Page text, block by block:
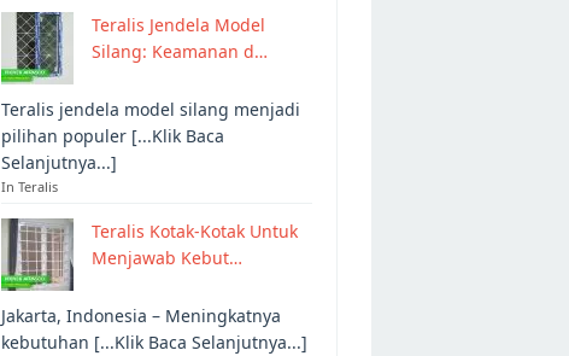
Teralis Jendela Model
Silang: Keamanan d…
Teralis jendela model silang menjadi
pilihan populer [...Klik Baca
Selanjutnya...]
In Teralis
Teralis Kotak-Kotak Untuk
Menjawab Kebut…
Jakarta, Indonesia – Meningkatnya
kebutuhan [...Klik Baca Selanjutnya...]